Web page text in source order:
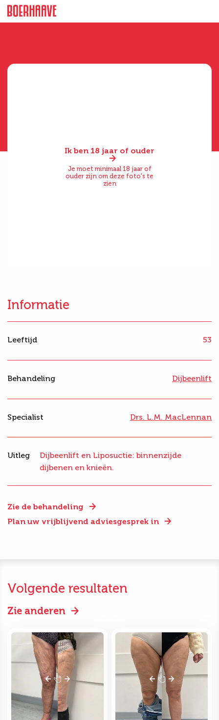
Ik ben 18 jaar of ouder
Je moet minimaal 18 jaar of
ouder zijn om deze foto's te
zien
Zie de behandeling
Plan uw vrijblijvend adviesgesprek in
Informatie
Leeftijd 53
Behandeling Dijbeenlift
Specialist Drs. L.M. MacLennan
Uitleg
Dijbeenlift en Liposuctie: binnenzijde
dijbenen en knieën.
Volgende resultaten
Zie anderen